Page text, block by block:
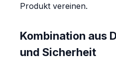
Produkt vereinen.
Kombination aus
und Sicherheit